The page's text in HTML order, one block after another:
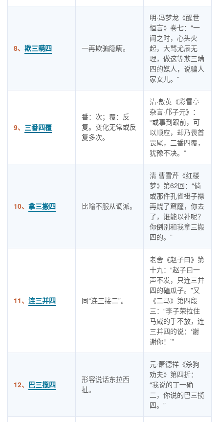
8、 欺三瞒四 一再欺骗隐瞒。
明·冯梦龙《醒世
恒言》卷七：“一
闻之时，心头火
起，大骂尤辰无
理，做这等欺三瞒
四的媒人，说骗人
家女儿。”
9、 三番四覆
番：次；覆：反
复。变化无常或反
复多次。
清·敖英《彩雪亭
杂言·邝子元》：
“或事到跟前，可
以顺应，却乃畏首
畏尾，三番四覆，
犹豫不决。”
10、 拿三搬四 比喻不服从调派。
清 曹雪芹《红楼
梦》第62回：“倘
或那件孔雀褂子襟
再烧了窟窿，你去
了，谁能以补呢？
你倒别和我拿三搬
四的。”
11、 连三并四 同“连三接二”。
老舍《赵子曰》第
十九：“赵子曰一
声不发，只连三并
四的磕瓜子。”又
《二马》第四段
三：“李子荣拉住
马威的手不放，连
三并四的说：‘谢
谢你！’”
12、 巴三揽四
形容说话东拉西
扯。
元·萧德祥《杀狗
劝夫》第四折：
“我说的丁一确
二，你说的巴三揽
四。”